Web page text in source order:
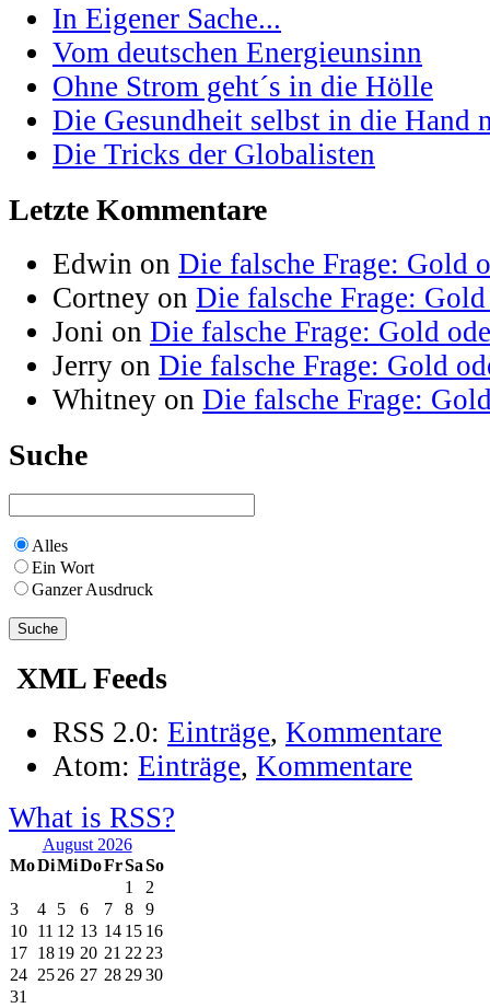
In Eigener Sache...
Vom deutschen Energieunsinn
Ohne Strom geht´s in die Hölle
Die Gesundheit selbst in die Hand
Die Tricks der Globalisten
Letzte Kommentare
Edwin on Die falsche Frage: Gold
Cortney on Die falsche Frage:
Joni on Die falsche Frage: Gold
Jerry on Die falsche Frage: Gold
Whitney on Die falsche Frage:
Suche
Alles
Ein Wort
Ganzer Ausdruck
XML Feeds
RSS 2.0: Einträge, Kommentare
Atom: Einträge, Kommentare
What is RSS?
August 2026
MoDiMiDoFrSaSo
1
2
3
4 5 6 7 8
9
10 11 12 13 14 15 16
17 1819 20 21 22 23
24 2526 27 28 2930
31